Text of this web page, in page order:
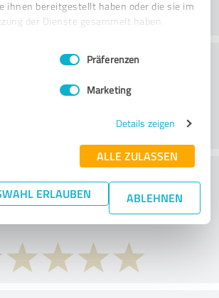
ihnen bereitgestellt haben oder die sie im
der Dienste gesammelt haben.
Präferenzen
Marketing
Details zeigen
ALLE ZULASSEN
ERLAUBEN ABLEHNEN
Service
you classify youreffort-
benefit ratio?